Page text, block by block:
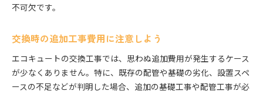
不可欠です。
交換時の追加工事費用に注意しよう
エコキュートの交換工事では、思わぬ追加費用が発生するケース
が少なくありません。特に、既存の配管や基礎の劣化、設置スペ
ースの不足などが判明した場合、追加の基礎工事や配管工事が必